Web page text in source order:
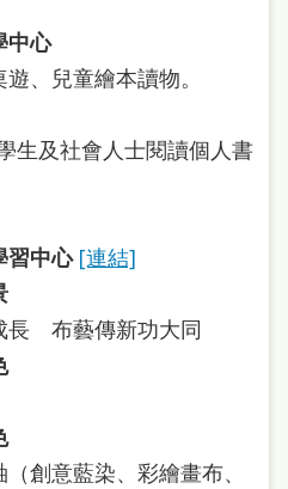
中心
、兒童繪本讀物。
生及社會人士閱讀個人書
習中心 [連結]
長 布藝傳新功大同
創意藍染、彩繪畫布、